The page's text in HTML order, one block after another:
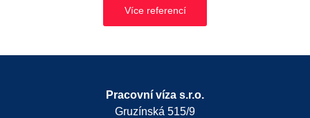
Více referencí
Pracovní víza s.r.o.
Gruzínská 515/9